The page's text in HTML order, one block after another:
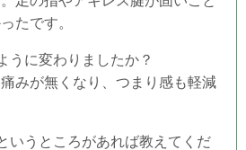
たです。
うに変わりましたか？
みが無くなり、つまり感も軽減
いうところがあれば教えてくだ